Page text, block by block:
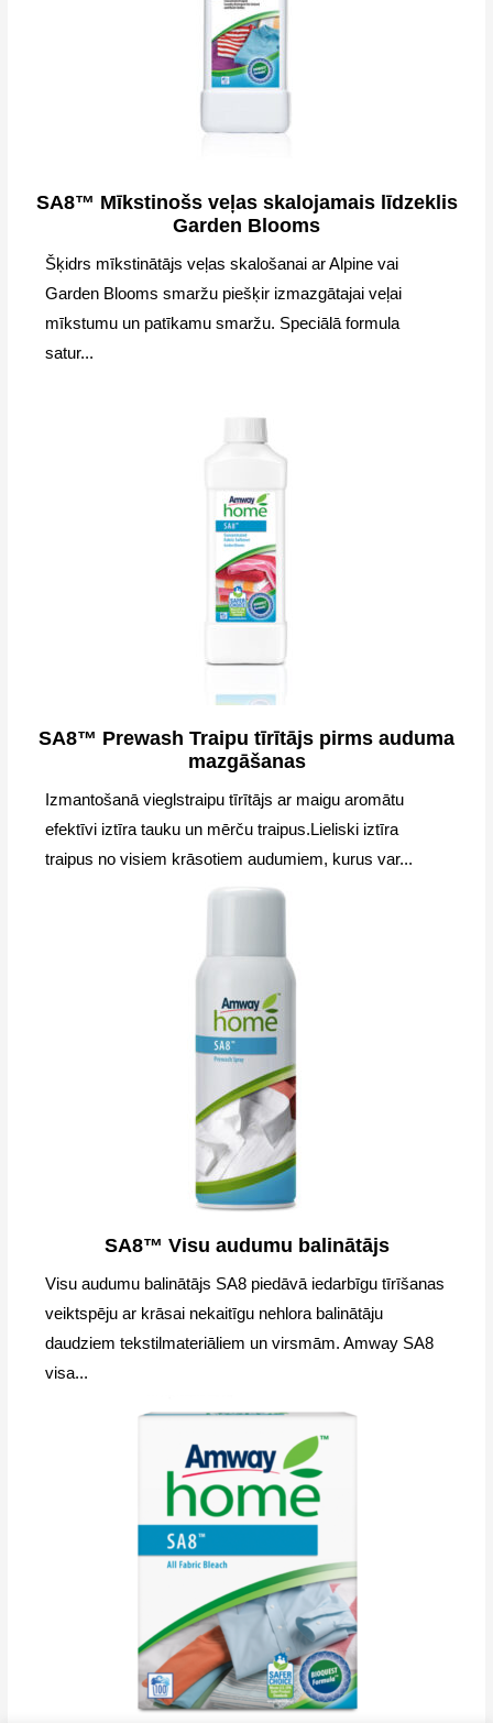
SA8™ Mīkstinošs veļas skalojamais līdzeklis
Garden Blooms
Šķidrs mīkstinātājs veļas skalošanai ar Alpine vai
Garden Blooms smaržu piešķir izmazgātajai veļai
mīkstumu un patīkamu smaržu. Speciālā formula
satur...
SA8™ Prewash Traipu tīrītājs pirms auduma
mazgāšanas
Izmantošanā vieglstraipu tīrītājs ar maigu aromātu
efektīvi iztīra tauku un mērču traipus.Lieliski iztīra
traipus no visiem krāsotiem audumiem, kurus var...
SA8™ Visu audumu balinātājs
Visu audumu balinātājs SA8 piedāvā iedarbīgu tīrīšanas
veiktspēju ar krāsai nekaitīgu nehlora balinātāju
daudziem tekstilmateriāliem un virsmām. Amway SA8
visa...